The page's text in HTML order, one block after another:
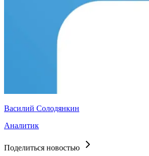
Василий Солодянкин
Аналитик
Поделиться новостью